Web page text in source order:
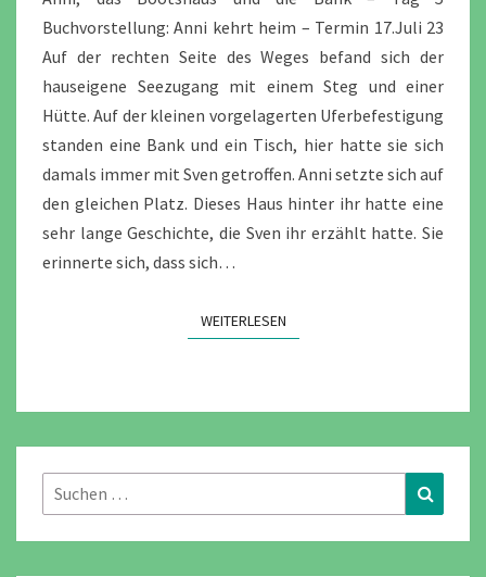
TAG
5
Buchvorstellung: Anni kehrt heim – Termin 17.Juli 23
Auf der rechten Seite des Weges befand sich der
hauseigene Seezugang mit einem Steg und einer
Hütte. Auf der kleinen vorgelagerten Uferbefestigung
standen eine Bank und ein Tisch, hier hatte sie sich
damals immer mit Sven getroffen. Anni setzte sich auf
den gleichen Platz. Dieses Haus hinter ihr hatte eine
sehr lange Geschichte, die Sven ihr erzählt hatte. Sie
erinnerte sich, dass sich…
WEITERLESENWEITERLESEN
Suchen
nach: